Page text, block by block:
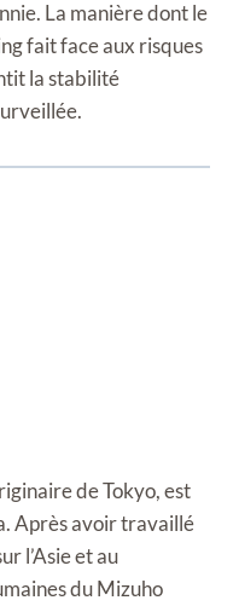
La manière dont le
fait face aux risques
la stabilité
de Tokyo, est
Après avoir travaillé
l’Asie et au
du Mizuho